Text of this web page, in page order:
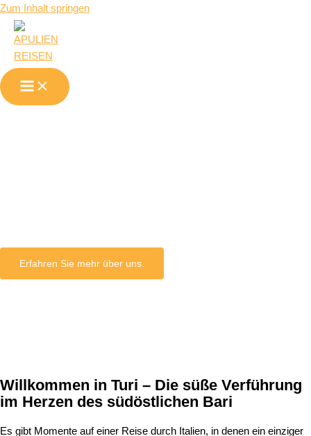
Zum Inhalt springen
Erfahren Sie mehr über uns.
Willkommen in Turi – Die süße Verführung
im Herzen des südöstlichen Bari
Es gibt Momente auf einer Reise durch Italien, in denen ein einziger